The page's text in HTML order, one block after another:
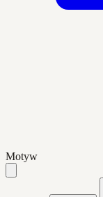
Motyw